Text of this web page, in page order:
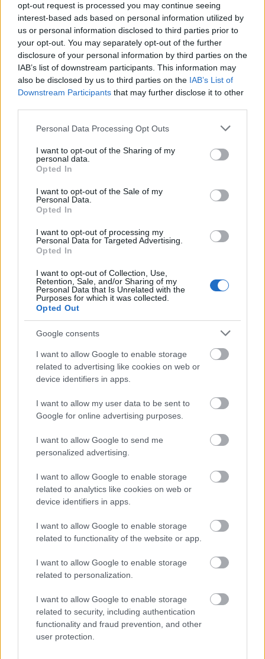
opt-out request is processed you may continue seeing
interest-based ads based on personal information utilized by
us or personal information disclosed to third parties prior to
your opt-out. You may separately opt-out of the further
disclosure of your personal information by third parties on the
IAB’s list of downstream participants. This information may
also be disclosed by us to third parties on the IAB’s List of
Downstream Participants that may further disclose it to other
Please note that this website/app uses one or more Google
not limited to your visit or usage behaviour. You may click to
grant or deny consent to Google and its third-party tags to
use your data for below specified purposes in below Google
consent section.
Personal Data Processing Opt Outs
I want to opt-out of the Sharing of my
personal data.
Opted In
I want to opt-out of the Sale of my
Personal Data.
Opted In
I want to opt-out of processing my
Personal Data for Targeted Advertising.
Opted In
I want to opt-out of Collection, Use,
Retention, Sale, and/or Sharing of my
Personal Data that Is Unrelated with the
Purposes for which it was collected.
Opted Out
Google consents
I want to allow Google to enable storage
related to advertising like cookies on web or
device identifiers in apps.
I want to allow my user data to be sent to
Google for online advertising purposes.
I want to allow Google to send me
personalized advertising.
I want to allow Google to enable storage
related to analytics like cookies on web or
device identifiers in apps.
I want to allow Google to enable storage
related to functionality of the website or app.
I want to allow Google to enable storage
related to personalization.
I want to allow Google to enable storage
related to security, including authentication
functionality and fraud prevention, and other
user protection.
Sokan talán nem merik kimondani, de van egy olyan
szcenárió is, amely az euró végéről szól. De vajon mi
is lenne akkor,ha megszűnne az euró? A kérdést
Willem Buiter, a Citi vezető közgazdásza a Financial
Times hasábjain megjelent véleménycikkében
boncolgatja. Véleménye szerint az euróövezet
felbomlása, még akkor is, ha csak részleges lenne,
egy nagyobb német márka övezethez és másik 10
nemzeti fizetőeszköz visszavezetéséhez vezetne,
pedig pokoli zűrzavart okozna.
Központi Bank elnökének szavai okoztak a piacokon,
ugyanis a mai sajtótájékoztatón arra kérdésre, hogy
tagállamoknak, úgy reagált, hogy „ezt az uniós
alapszerződés nem engedi meg”. Ehhez csak annyit,
csúcsra, mert ott az alaptörvény módosítása is
szóba kerülhet, az pedig megnyithatja az utat az
EKB előtt. Minden esetre a piacok Draghi
kommentjére igen negatívan reagáltak. A német
DAX-index meredek lefordulást mutatva pillanatok
alatt 1,4 százalékos mínuszba találta magát, a
francia CAC 1 százalékkal került lejjebb, míg a
határidős amerikai indexek 0,7-0,8 százalékkal
kerültek lejjebb. Ezzel párhuzamosan
303 forintig.
európai központi bank
Ajánlott bejegyzések: